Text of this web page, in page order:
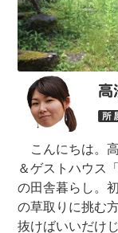
高
こんにちは。
＆ゲストハウス
の田舎暮らし。
の草取りに挑む
抜けばいいだけ